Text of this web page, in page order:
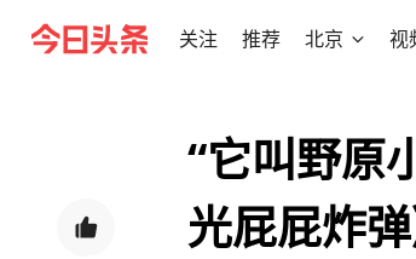
关注 推荐 北京 视
“它叫野原
光屁屁炸弹